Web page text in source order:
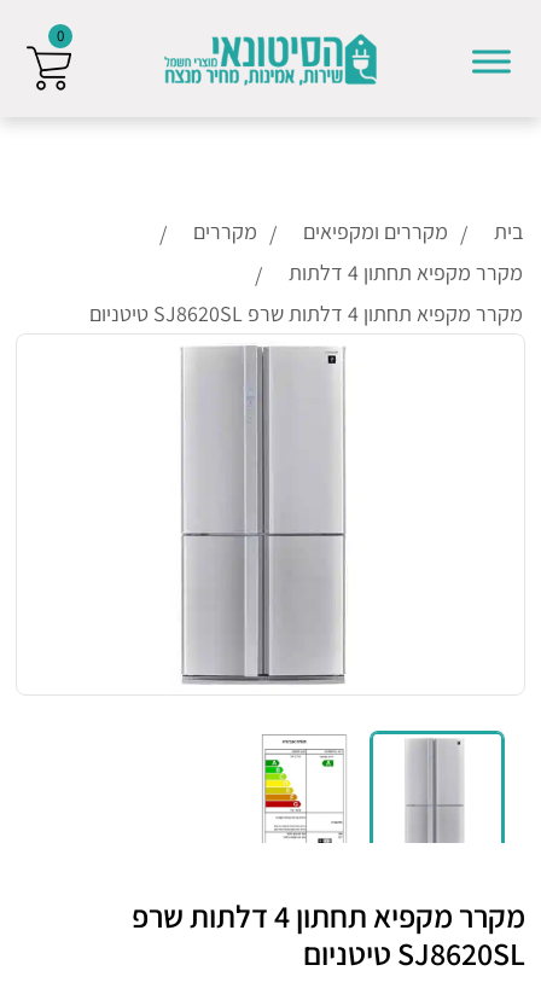
בית מקררים ומקפיאים
מקררים
מקרר מקפיא תחתון 4 דלתות
מקרר מקפיא תחתון 4 דלתות שרפ SJ8620SL טיטניום
מקרר מקפיא תחתון 4 דלתות שרפ
SJ8620SL טיטניום
0